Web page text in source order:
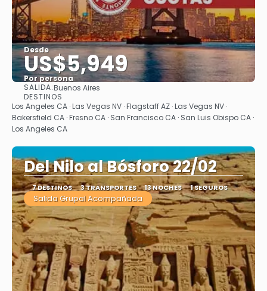
Desde
US$5,949
Por persona
SALIDA:Buenos Aires
DESTINOS
Los Angeles CA · Las Vegas NV · Flagstaff AZ · Las Vegas NV ·
Bakersfield CA · Fresno CA · San Francisco CA · San Luis Obispo CA ·
Los Angeles CA
Del Nilo al Bósforo 22/02
7 DESTINOS 3 TRANSPORTES 13 NOCHES 1 SEGUROS
Salida Grupal Acompañada